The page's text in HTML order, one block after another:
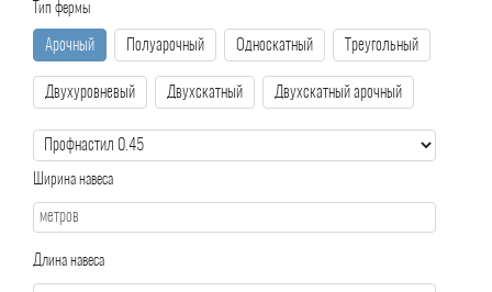
Тип фермы
Арочный Полуарочный Односкатный Треугольный
Двухуровневый Двухскатный Двухскатный арочный
Ширина навеса
Длина навеса